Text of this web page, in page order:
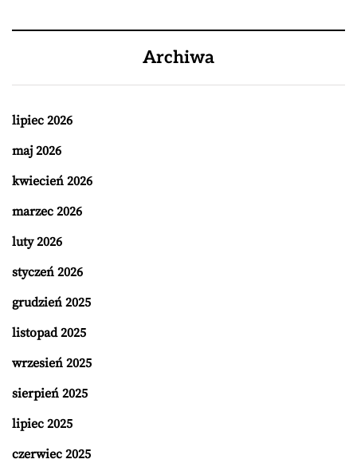
Archiwa
lipiec 2026
maj 2026
kwiecień 2026
marzec 2026
luty 2026
styczeń 2026
grudzień 2025
listopad 2025
wrzesień 2025
sierpień 2025
lipiec 2025
czerwiec 2025